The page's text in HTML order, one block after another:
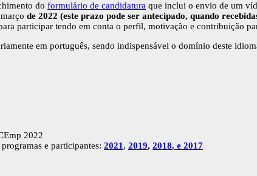
do formulário de candidatura que inclui o envio de um
de 2022 (este prazo pode ser antecipado, quando
participar tendo em conta o perfil, motivação e contribuição
em português, sendo indispensável o domínio deste
2022
e participantes: 2021 , 2019, 2018, e 2017